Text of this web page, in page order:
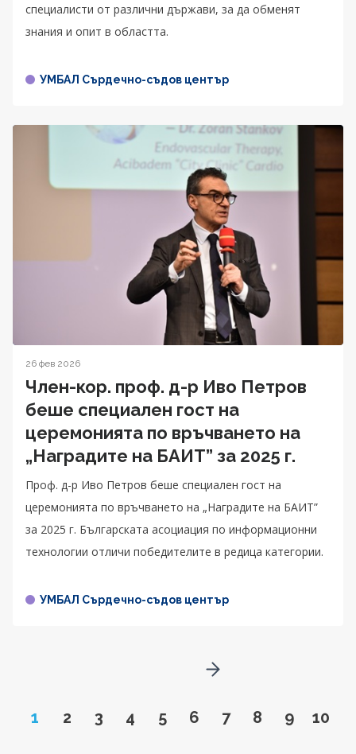
специалисти от различни държави, за да обменят
знания и опит в областта.
УМБАЛ Сърдечно-съдов център
26 фев 2026
Член-кор. проф. д-р Иво Петров
беше специален гост на
церемонията по връчването на
„Наградите на БАИТ” за 2025 г.
Проф. д-р Иво Петров беше специален гост на
церемонията по връчването на „Наградите на БАИТ”
за 2025 г. Българската асоциация по информационни
технологии отличи победителите в редица категории.
УМБАЛ Сърдечно-съдов център
Page
1 Go to page
2 Go to page
3 Go to page
4 Go to page
5 Go to page
6 Go to page
7 Go to page
8 Go to
9 Go
10
Go to next page